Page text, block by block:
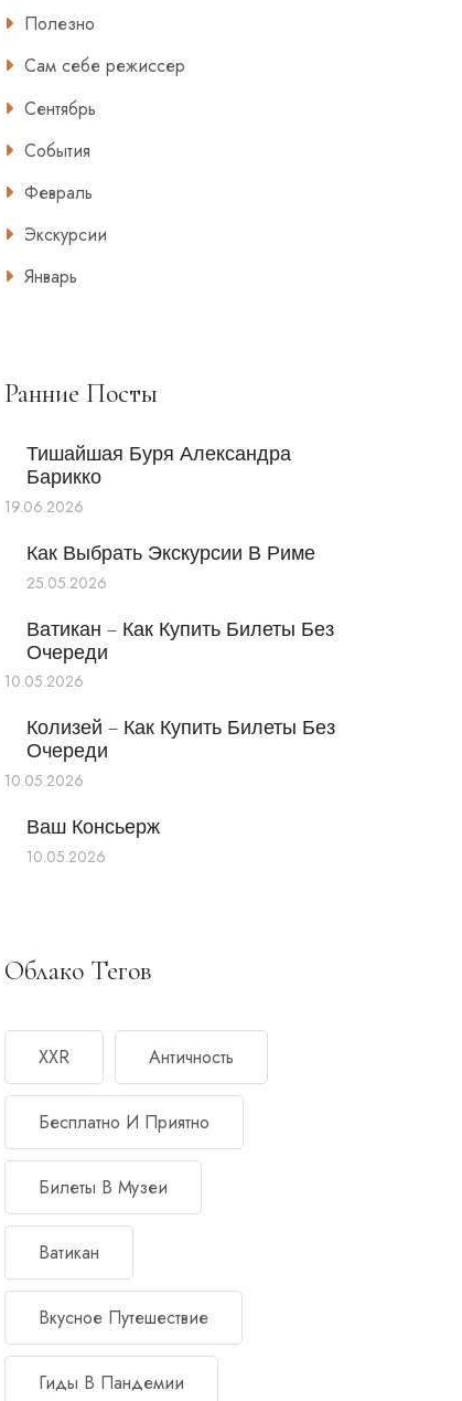
Полезно
Сам себе режиссер
Сентябрь
События
Февраль
Экскурсии
Январь
Ранние Посты
Тишайшая Буря Александра
Барикко
19.06.2026
Как Выбрать Экскурсии В Риме
25.05.2026
Ватикан – Как Купить Билеты Без
Очереди
10.05.2026
Колизей – Как Купить Билеты Без
Очереди
10.05.2026
Ваш Консьерж
10.05.2026
Облако Тегов
XXR Античность
Бесплатно И Приятно
Билеты В Музеи
Ватикан
Вкусное Путешествие
Гиды В Пандемии